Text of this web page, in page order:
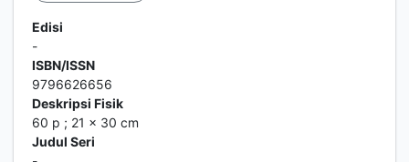
Edisi
-
ISBN/ISSN
9796626656
Deskripsi Fisik
60 p ; 21 x 30 cm
Judul Seri